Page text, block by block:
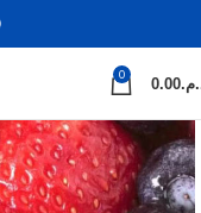
0 0.00